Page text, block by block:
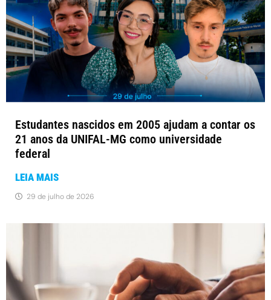
Estudantes nascidos em 2005 ajudam a contar os
21 anos da UNIFAL-MG como universidade
federal
LEIA MAIS
29 de julho de 2026